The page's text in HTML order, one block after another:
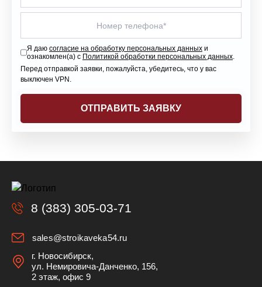
Я даю согласие на обработку персональных данныхи
ознакомлен(а) с Политикой обработки персональных данных.
Перед отправкой заявки, пожалуйста, убедитесь, что у вас
выключен VPN.
8 (383) 305-03-71
sales@stroikaveka54.ru
г. Новосибирск,
ул. Немировича-Данченко, 156,
2 этаж, офис 9